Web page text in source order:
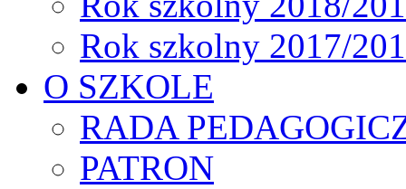
Rok szkolny 2017/
O SZKOLE
RADA
PATRON